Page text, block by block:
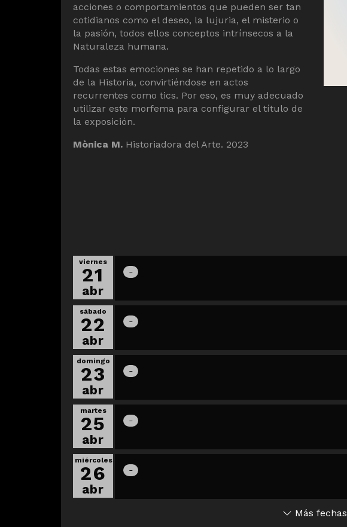
acciones o comportamientos que pueden ser tan
cotidianos como el deseo, la lujuria, el misterio o
la pasión, todos ellos conceptos intrínsecos a la
Naturaleza humana.
Todas estas emociones se han repetido a lo largo
de la Historia, convirtiéndose en actos
recurrentes como tics. Por eso, es muy adecuado
utilizar este morfema para configurar el título de
la exposición.
Mònica M. Historiadora del Arte. 2023
viernes
21
abr
sábado
22
abr
domingo
23
abr
martes
25
abr
miércoles
26
abr
Más fechas